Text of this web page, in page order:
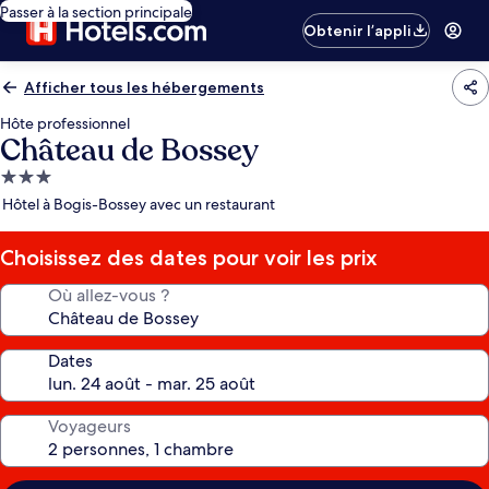
Passer à la section principale
Obtenir l’appli
Afficher tous les hébergements
Hôte professionnel
Château de Bossey
Hébergement
3.0 étoiles
Hôtel à Bogis-Bossey avec un restaurant
Choisissez des dates pour voir les prix
Où allez-vous ?
Dates
Voyageurs